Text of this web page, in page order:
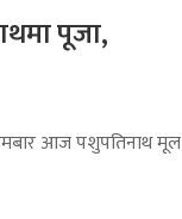
पूजा,
आज पशुपतिनाथ मूल